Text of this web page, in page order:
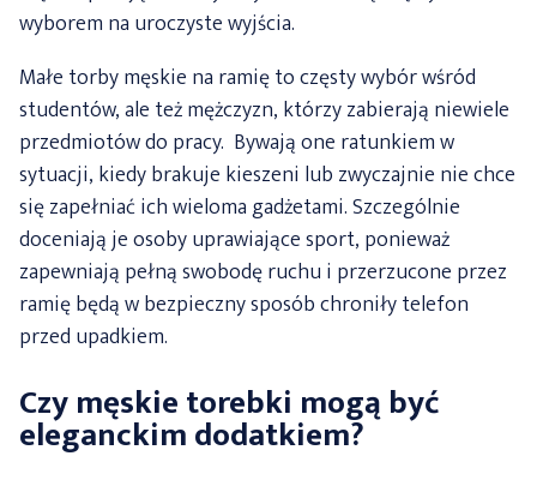
wyborem na uroczyste wyjścia.
Małe torby męskie na ramię to częsty wybór wśród
studentów, ale też mężczyzn, którzy zabierają niewiele
przedmiotów do pracy. Bywają one ratunkiem w
sytuacji, kiedy brakuje kieszeni lub zwyczajnie nie chce
się zapełniać ich wieloma gadżetami. Szczególnie
doceniają je osoby uprawiające sport, ponieważ
zapewniają pełną swobodę ruchu i przerzucone przez
ramię będą w bezpieczny sposób chroniły telefon
przed upadkiem.
Czy męskie torebki mogą być
eleganckim dodatkiem?